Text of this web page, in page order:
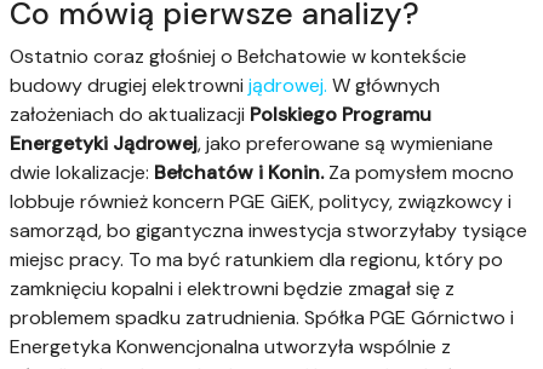
Co mówią pierwsze analizy?
Ostatnio coraz głośniej o Bełchatowie w kontekście
budowy drugiej elektrowni jądrowej. W głównych
założeniach do aktualizacji Polskiego Programu
Energetyki Jądrowej, jako preferowane są wymieniane
dwie lokalizacje: Bełchatów i Konin.Za pomysłem mocno
lobbuje również koncern PGE GiEK, politycy, związkowcy i
samorząd, bo gigantyczna inwestycja stworzyłaby tysiące
miejsc pracy. To ma być ratunkiem dla regionu, który po
zamknięciu kopalni i elektrowni będzie zmagał się z
problemem spadku zatrudnienia. Spółka PGE Górnictwo i
Energetyka Konwencjonalna utworzyła wspólnie z